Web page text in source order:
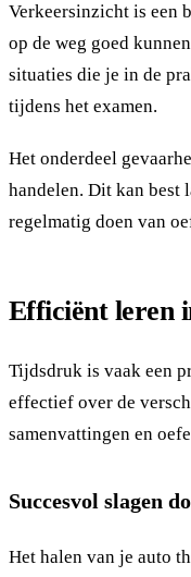
Verkeersinzicht is een
op de weg goed
situaties die je in de
tijdens het examen.
Het onderdeel
handelen. Dit kan best
regelmatig doen van
Efficiënt leren
Tijdsdruk is vaak een
effectief over de
samenvattingen en
Succesvol slagen
Het halen van je auto